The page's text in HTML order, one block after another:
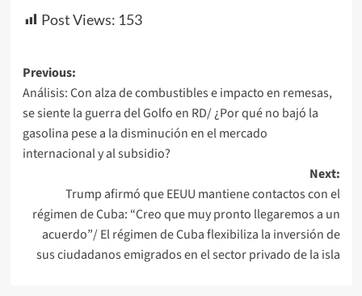
Post Views: 153
Previous:
Análisis: Con alza de combustibles e impacto en remesas,
se siente la guerra del Golfo en RD/ ¿Por qué no bajó la
gasolina pese a la disminución en el mercado
internacional y al subsidio?
Next:
Trump afirmó que EEUU mantiene contactos con el
régimen de Cuba: “Creo que muy pronto llegaremos a un
acuerdo”/ El régimen de Cuba flexibiliza la inversión de
sus ciudadanos emigrados en el sector privado de la isla